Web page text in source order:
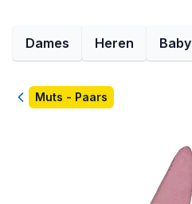
Dames Heren Baby
TerugMuts - Paars